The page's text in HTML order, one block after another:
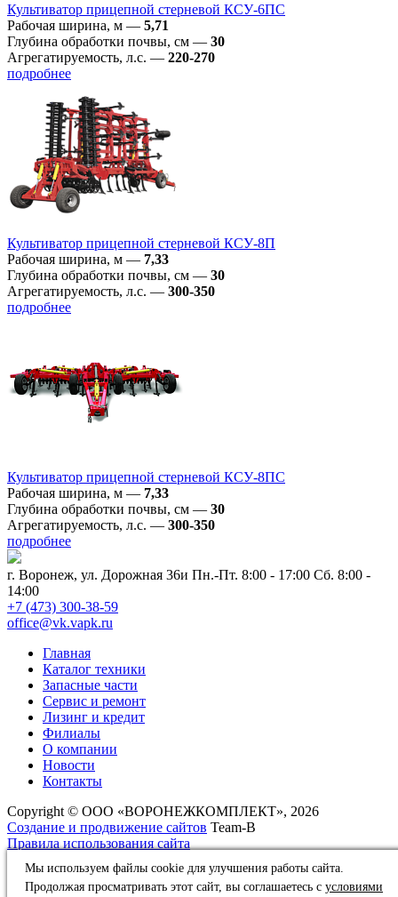
Культиватор прицепной стерневой КСУ-6ПС
Рабочая ширина, м — 5,71
Глубина обработки почвы, см — 30
Агрегатируемость, л.с. — 220-270
подробнее
Культиватор прицепной стерневой КСУ-8П
Рабочая ширина, м — 7,33
Глубина обработки почвы, см — 30
Агрегатируемость, л.с. — 300-350
подробнее
Культиватор прицепной стерневой КСУ-8ПС
Рабочая ширина, м — 7,33
Глубина обработки почвы, см — 30
Агрегатируемость, л.с. — 300-350
подробнее
г. Воронеж, ул. Дорожная 36и Пн.-Пт. 8:00 - 17:00 Сб. 8:00 -
14:00
+7 (473) 300-38-59
office@vk.vapk.ru
Главная
Каталог техники
Запасные части
Сервис и ремонт
Лизинг и кредит
Филиалы
О компании
Новости
Контакты
Copyright © ООО «ВОРОНЕЖКОМПЛЕКТ», 2026
Создание и продвижение сайтов Team-B
Правила использования сайта
Мы используем файлы cookie для улучшения работы сайта.
Продолжая просматривать этот сайт, вы соглашаетесь с условиями